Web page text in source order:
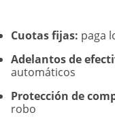
Cuotas fijas: paga
Adelantos de
automáticos
Protección de
robo